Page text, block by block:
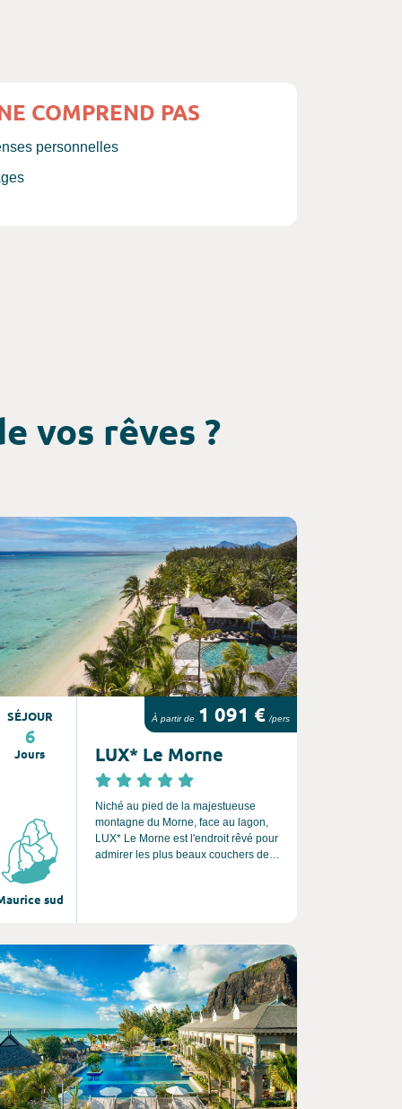
COMPREND PAS
personnelles
vos rêves ?
SÉJOUR
6
Jours
sud
À partir de 1 091 € /pers
LUX* Le Morne
Niché au pied de la majestueuse
montagne du Morne, face au lagon,
LUX* Le Morne est l'endroit rêvé pour
admirer les plus beaux couchers de
spectaculaires, où seulement
quelques pas séparent votre lit d'une
grande plage de sable blanc.
l'offre de voyage
l'offre de voyage